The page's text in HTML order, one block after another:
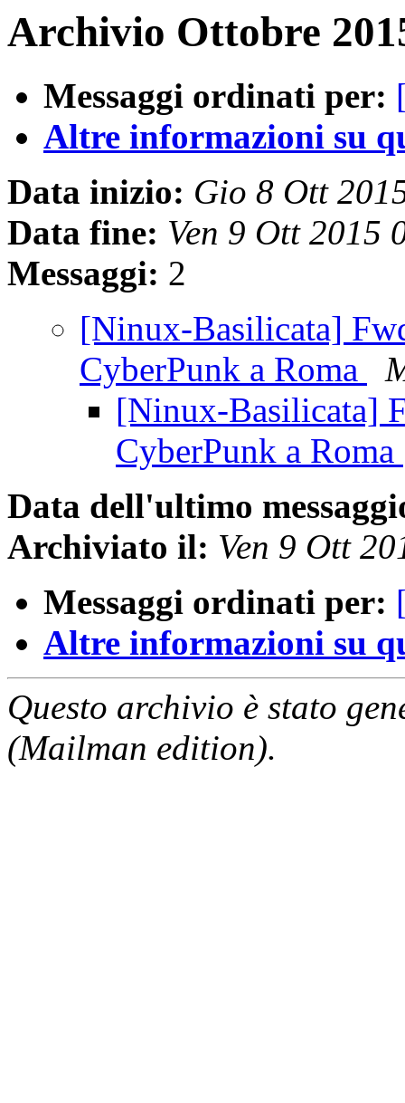
Archivio Ottobre
Messaggi ordinati per:
Altre informazioni su
Data inizio: Gio 8 Ott
Data fine: Ven 9 Ott 2015
Messaggi: 2
[Ninux-Basilicata]
CyberPunk a Roma
[Ninux-Basilicata]
CyberPunk a Roma
Data dell'ultimo
Archiviato il: Ven 9 Ott
Messaggi ordinati per:
Altre informazioni su
Questo archivio è stato
(Mailman edition).